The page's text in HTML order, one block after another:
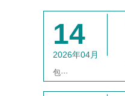
14
2026年04月
包···